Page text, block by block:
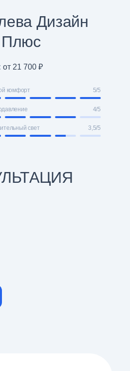
Дизайн
от 21 700 ₽
комфорт 5/5
4/5
свет 3,5/5